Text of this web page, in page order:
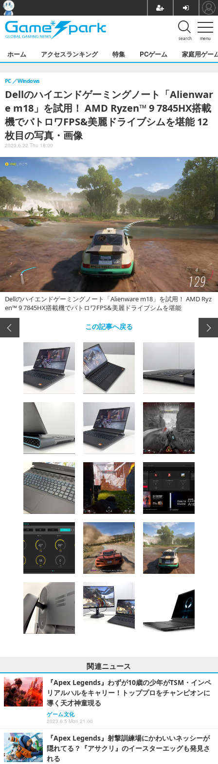
menu
search
ホーム アクセスランキング 特集 PCゲーム 家庭用ゲー
Dellのハイエンドゲーミングノート「Alienwar
e m18」を試用！ AMD Ryzen™ 9 7845HX搭載
機でバトロワFPS&美麗ドライブシムを堪能 12
枚目の写真・画像
PC Windows
2023.6.22 Thu 18:00
Dellのハイエンドゲーミングノート「Alienware m18」を試用！ AMD Ryz
en™ 9 7845HX搭載機でバトロワFPS&美麗ドライブシムを堪能
この記事へ戻る
関連ニュース
『Apex Legends』わずが10歳の少年がTSM・インペ
リアルハルをキャリー！トッププロをチャンピオンに
導く天才神童現る
ゲーム文化
2023.6.5 Mon 21:00
『Apex Legends』射撃訓練場にかわいいネッシーが
隠れてる？『アサクリ』のイースターエッグも発見さ
れる